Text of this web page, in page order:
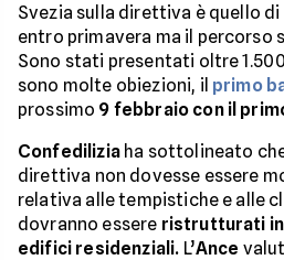
Svezia sulla direttiva è quello
entro primavera ma il percorso
Sono stati presentati oltre
sono molte obiezioni, il primo
prossimo 9 febbraio con il
Confediliziaha sottolineato
direttiva non dovesse essere
relativa alle tempistiche e alle
dovranno essere ristrutturati in
edifici residenziali. L’Ance